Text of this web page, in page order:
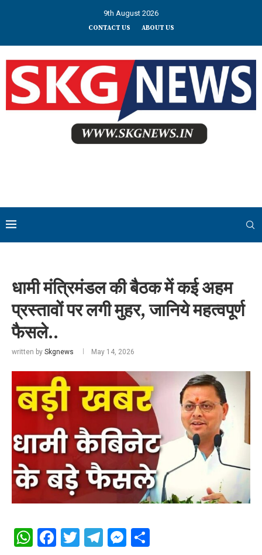
9th August 2026
CONTACT US ABOUT US
धामी मंत्रिमंडल की बैठक में कई अहम
प्रस्तावों पर लगी मुहर, जानिये महत्वपूर्ण
फैसले..
written by Skgnews May 14, 2026
WhatsApp
Facebook
Twitter
Telegram
Messenger